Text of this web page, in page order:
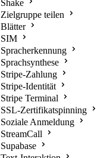
Shake
Zielgruppe teilen
Blätter
SIM
Spracherkennung
Sprachsynthese
Stripe-Zahlung
Stripe-Identität
Stripe Terminal
SSL-Zertifikatspinning
Soziale Anmeldung
StreamCall
Supabase